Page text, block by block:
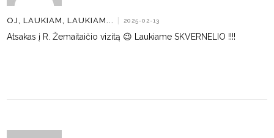
OJ, LAUKIAM, LAUKIAM... | 2025-02-13
Atsakas į R. Žemaitaičio vizitą 😉 Laukiame SKVERNELIO !!!!